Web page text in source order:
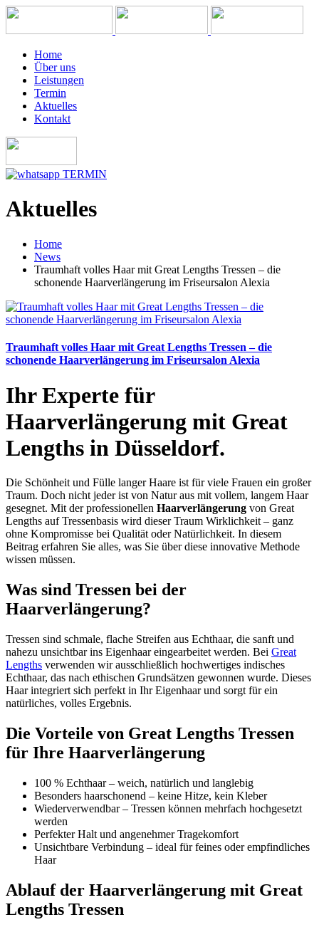
Home
Über uns
Leistungen
Termin
Aktuelles
Kontakt
TERMIN
Aktuelles
Home
News
Traumhaft volles Haar mit Great Lengths Tressen – die
schonende Haarverlängerung im Friseursalon Alexia
Traumhaft volles Haar mit Great Lengths Tressen – die
schonende Haarverlängerung im Friseursalon Alexia
Ihr Experte für
Haarverlängerung mit Great
Lengths in Düsseldorf.
Die Schönheit und Fülle langer Haare ist für viele Frauen ein großer
Traum. Doch nicht jeder ist von Natur aus mit vollem, langem Haar
gesegnet. Mit der professionellen Haarverlängerung von Great
Lengths auf Tressenbasis wird dieser Traum Wirklichkeit – ganz
ohne Kompromisse bei Qualität oder Natürlichkeit. In diesem
Beitrag erfahren Sie alles, was Sie über diese innovative Methode
wissen müssen.
Was sind Tressen bei der
Haarverlängerung?
Tressen sind schmale, flache Streifen aus Echthaar, die sanft und
nahezu unsichtbar ins Eigenhaar eingearbeitet werden. Bei Great
Lengths verwenden wir ausschließlich hochwertiges indisches
Echthaar, das nach ethischen Grundsätzen gewonnen wurde. Dieses
Haar integriert sich perfekt in Ihr Eigenhaar und sorgt für ein
natürliches, volles Ergebnis.
Die Vorteile von Great Lengths Tressen
für Ihre Haarverlängerung
100 % Echthaar – weich, natürlich und langlebig
Besonders haarschonend – keine Hitze, kein Kleber
Wiederverwendbar – Tressen können mehrfach hochgesetzt
werden
Perfekter Halt und angenehmer Tragekomfort
Unsichtbare Verbindung – ideal für feines oder empfindliches
Haar
Ablauf der Haarverlängerung mit Great
Lengths Tressen